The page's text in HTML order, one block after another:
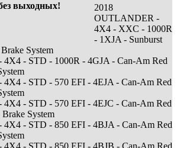
выходных!
2018
OUTLANDER -
4X4 - XXC - 1000R
- 1XJA - Sunburst
System
- STD - 1000R - 4GJA - Can-Am Red
- STD - 570 EFI - 4EJA - Can-Am Red
- STD - 570 EFI - 4EJC - Can-Am Red
System
- STD - 850 EFI - 4BJA - Can-Am Red